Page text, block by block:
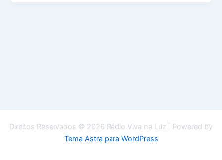
Direitos Reservados © 2026 Rádio Viva na Luz | Powered by
Tema Astra para WordPress